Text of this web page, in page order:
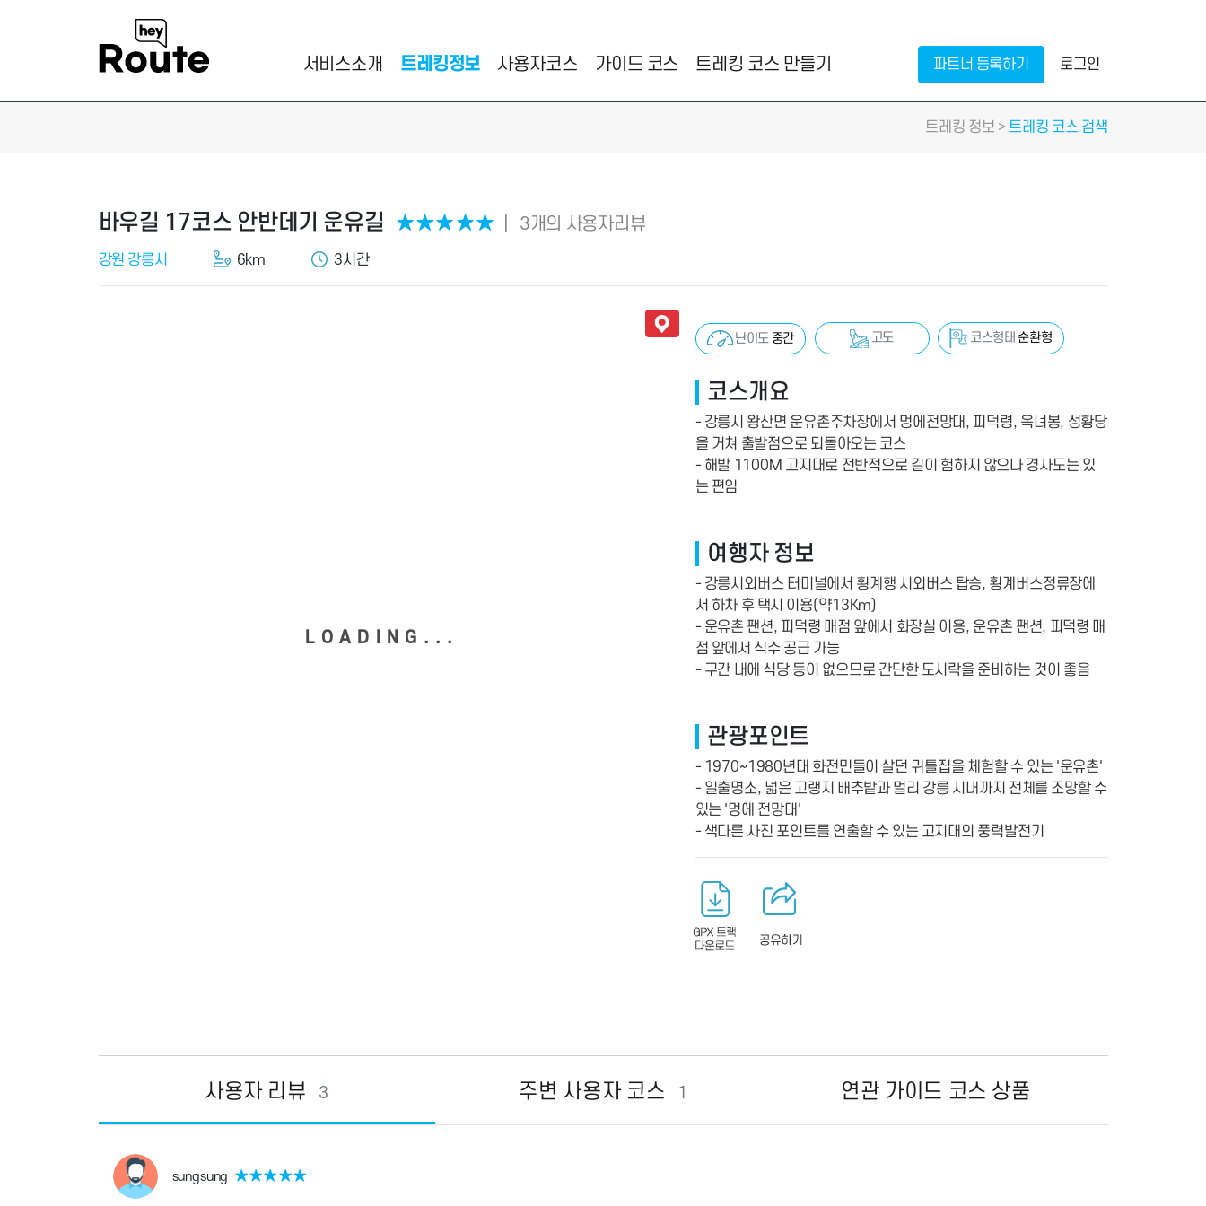
서비스소개 트레킹정보 사용자코스 가이드 코스 트레킹 코스 만들기 파트너 등록하기 로그인
트레킹 정보 > 트레킹 코스 검색
바우길 17코스 안반데기 운유길 ★★★ ★ ★ 3개의 사용자리뷰
강원 강릉시 6km 3시간
난이도 중간 고도 코스형태 순환형
코스개요
- 강릉시 왕산면 운유촌주차장에서 멍에전망대, 피덕령, 옥녀봉, 성황당
을 거쳐 출발점으로 되돌아오는 코스
-­ 해발 1100M 고지대로 전반적으로 길이 험하지 않으나 경사도는 있
는 편임
여행자 정보
- 강릉시외버스 터미널에서 횡계행 시외버스 탑승, 횡계버스정류장에
서 하차 후 택시 이용(약13Km)
- 운유촌 팬션, 피덕령 매점 앞에서 화장실 이용, 운유촌 팬션, 피덕령 매
점 앞에서 식수 공급 가능
- 구간 내에 식당 등이 없으므로 간단한 도시락을 준비하는 것이 좋음
관광포인트
- 1970~1980년대 화전민들이 살던 귀틀집을 체험할 수 있는 '운유촌'
- 일출명소, 넓은 고랭지 배추밭과 멀리 강릉 시내까지 전체를 조망할 수
있는 '멍에 전망대'
- 색다른 사진 포인트를 연출할 수 있는 고지대의 풍력발전기
사용자 리뷰 3 주변 사용자 코스 1 연관 가이드 코스 상품
sungsung ★★★★★
LOADING...